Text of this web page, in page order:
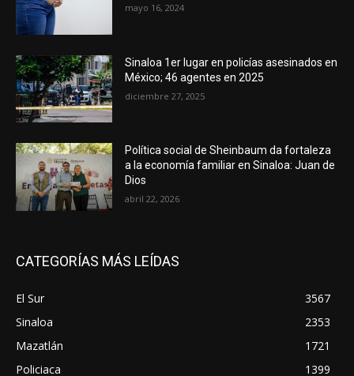
mayo 16, 2024
Sinaloa 1er lugar en policías asesinados en
México; 46 agentes en 2025
diciembre 27, 2025
Política social de Sheinbaum da fortaleza
a la economía familiar en Sinaloa: Juan de
Dios
abril 22, 2026
CATEGORÍAS MÁS LEÍDAS
El Sur
3567
Sinaloa
2353
Mazatlán
1721
Policiaca
1399